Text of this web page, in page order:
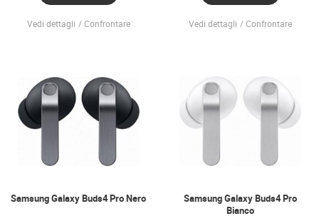
Vedi dettagli Confrontare Vedi dettagli Confrontare
Samsung Galaxy Buds4 Pro Nero
Samsung Galaxy Buds4 Pro
Bianco